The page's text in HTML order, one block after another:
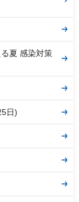
夏 感染対策
日)